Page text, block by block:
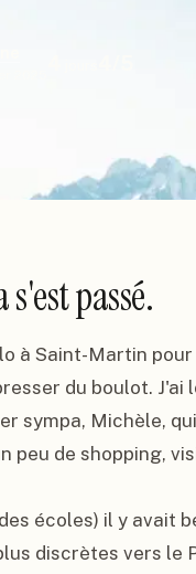
passé.
à Saint-Martin
du boulot.
sympa, Michèle,
peu de shopping,
écoles) il y avait
discrètes vers le